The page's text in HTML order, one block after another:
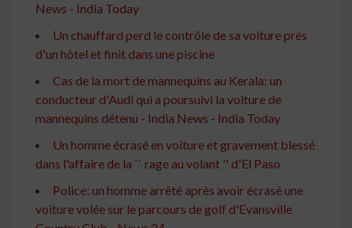
News - India Today
Un chauffard perd le contrôle de sa voiture près
d'un hôtel et finit dans une piscine
Cas de la mort de mannequins au Kerala: un
conducteur d'Audi qui a poursuivi la voiture de
mannequins détenu - India News - India Today
Un homme écrasé en voiture et gravement blessé
dans l'affaire de la `` rage au volant '' d'El Paso
Police: un homme arrêté après avoir écrasé une
voiture volée sur le parcours de golf d'Evansville